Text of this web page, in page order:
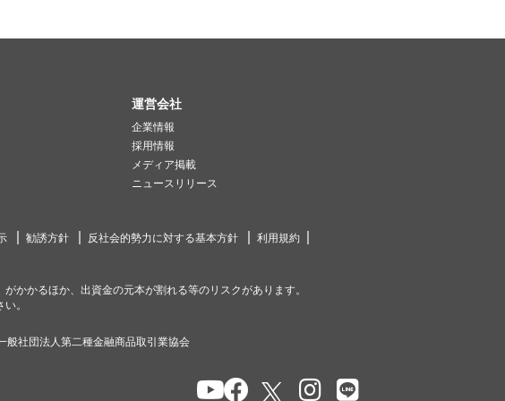
運営会社
企業情報
採用情報
メディア掲載
ニュースリリース
勧誘方針 反社会的勢力に対する基本方針 利用規約
かかるほか、出資金の元本が割れる等のリスクがあります。
。
社団法人第二種金融商品取引業協会